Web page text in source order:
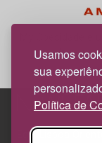
Usamos
sua
Política de
News
Edif. Lisboa